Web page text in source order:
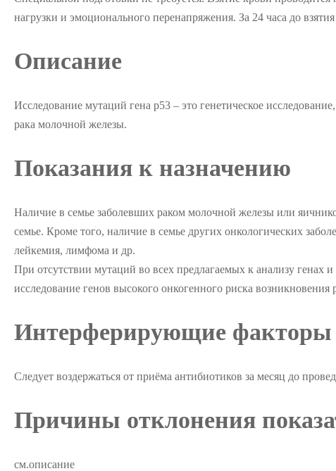
нагрузки и эмоционального перенапряжения. За 24 часа до
Описание
Исследование мутаций гена р53 – это генетическое
рака молочной железы.
Показания к назначению
Наличие в семье заболевших раком молочной железы или
семье. Кроме того, наличие в семье других онкологических
лейкемия, лимфома и др.
При отсутствии мутаций во всех предлагаемых к анализу генах
исследование генов высокого онкогенного риска
Интерферирующие факторы
Следует воздержаться от приёма антибиотиков за месяц до
Причины отклонения
см.описание